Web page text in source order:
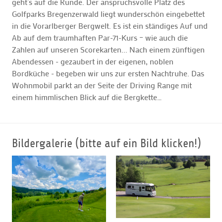
Golfparks Bregenzerwald liegt wunderschön eingebettet
in die Vorarlberger Bergwelt. Es ist ein ständiges Auf und
Ab auf dem traumhaften Par-71-Kurs – wie auch die
Zahlen auf unseren Scorekarten... Nach einem zünftigen
Abendessen - gezaubert in der eigenen, noblen
Bordküche - begeben wir uns zur ersten Nachtruhe. Das
Wohnmobil parkt an der Seite der Driving Range mit
einem himmlischen Blick auf die Bergkette…
Bildergalerie (bitte auf ein Bild klicken!)